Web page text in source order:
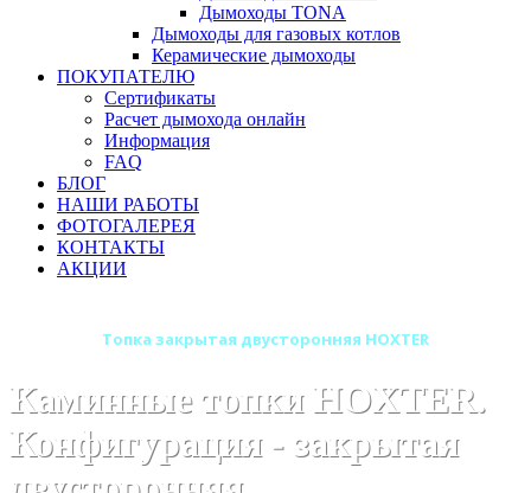
Дымоходы TONA
Дымоходы для газовых котлов
Керамические дымоходы
ПОКУПАТЕЛЮ
Сертификаты
Расчет дымохода онлайн
Информация
FAQ
БЛОГ
НАШИ РАБОТЫ
ФОТОГАЛЕРЕЯ
КОНТАКТЫ
АКЦИИ
Топка закрытая двусторонняя HOXTER
Каминные топки HOXTER.
Конфигурация - закрытая